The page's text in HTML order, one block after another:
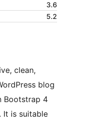
3.6
5.2
clean,
blog
Bootstrap 4
It is suitable